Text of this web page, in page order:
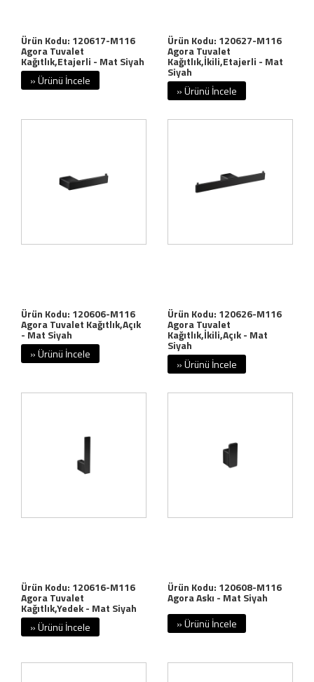
Ürün Kodu: 120617-M116
Agora Tuvalet
Kağıtlık,Etajerli - Mat Siyah
» Ürünü İncele
Ürün Kodu: 120627-M116
Agora Tuvalet
Kağıtlık,İkili,Etajerli - Mat
Siyah
» Ürünü İncele
Ürün Kodu: 120606-M116
Agora Tuvalet Kağıtlık,Açık
- Mat Siyah
» Ürünü İncele
Ürün Kodu: 120626-M116
Agora Tuvalet
Kağıtlık,İkili,Açık - Mat
Siyah
» Ürünü İncele
Ürün Kodu: 120616-M116
Agora Tuvalet
Kağıtlık,Yedek - Mat Siyah
» Ürünü İncele
Ürün Kodu: 120608-M116
Agora Askı - Mat Siyah
» Ürünü İncele